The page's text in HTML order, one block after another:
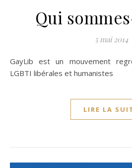
Qui
5 mai 2014
GayLib est un mouvement regroupant les personnes
LGBTI libérales et humanistes
LIRE LA